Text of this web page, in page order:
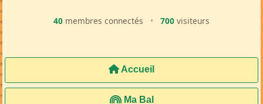
40 membres connectés • 700 visiteurs
Accueil
Ma Bal